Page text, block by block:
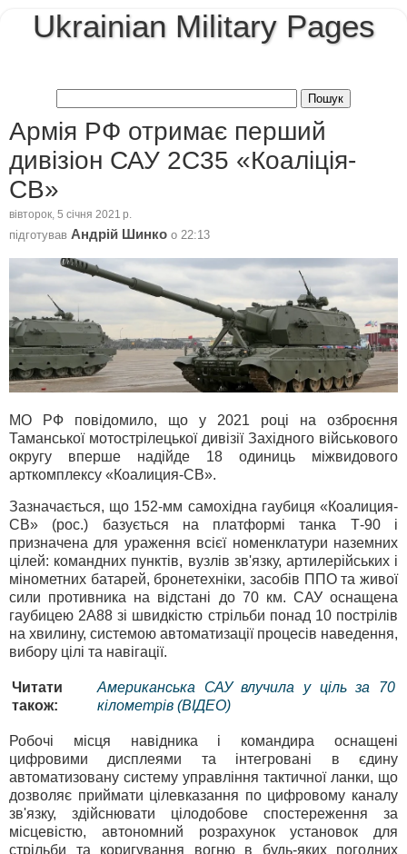
Ukrainian Military Pages
Армія РФ отримає перший
дивізіон САУ 2С35 «Коаліція-
СВ»
вівторок, 5 січня 2021 р.
підготував Андрій Шинко о 22:13
МО РФ повідомило, що у 2021 році на озброєння
Таманської мотострілецької дивізії Західного військового
округу вперше надійде 18 одиниць міжвидового
арткомплексу «Коалиция-СВ».
Зазначається, що 152-мм самохідна гаубиця «Коалиция-
СВ» (рос.) базується на платформі танка Т-90 і
призначена для ураження всієї номенклатури наземних
цілей: командних пунктів, вузлів зв'язку, артилерійських і
мінометних батарей, бронетехніки, засобів ППО та живої
сили противника на відстані до 70 км. САУ оснащена
гаубицею 2А88 зі швидкістю стрільби понад 10 пострілів
на хвилину, системою автоматизації процесів наведення,
вибору цілі та навігації.
Читати
також:
Американська САУ влучила у ціль за 70
кілометрів (ВІДЕО)
Робочі місця навідника і командира оснащені
цифровими дисплеями та інтегровані в єдину
автоматизовану систему управління тактичної ланки, що
дозволяє приймати цілевказання по цифровому каналу
зв'язку, здійснювати цілодобове спостереження за
місцевістю, автономний розрахунок установок для
стрільби та коригування вогню в будь-яких погодних